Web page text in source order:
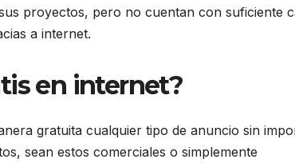
proyectos, pero no cuentan con suficiente
a internet.
en internet?
gratuita cualquier tipo de anuncio sin
sean estos comerciales o simplemente